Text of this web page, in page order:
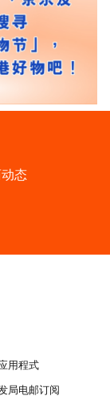
态
用程式
局电邮订阅